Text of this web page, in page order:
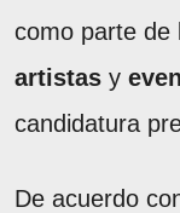
como parte de
artistas y
candidatura
De acuerdo